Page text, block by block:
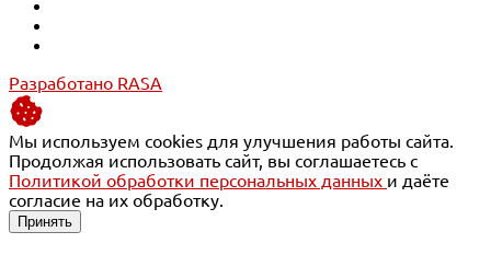
Разработано RASA
Мы используем cookies для улучшения работы сайта.
Продолжая использовать сайт, вы соглашаетесь с
Политикой обработки персональных данных и даёте
согласие на их обработку.
Принять